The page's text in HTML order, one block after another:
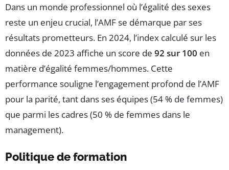
Dans un monde professionnel où l’égalité des sexes
reste un enjeu crucial, l’AMF se démarque par ses
résultats prometteurs. En 2024, l’index calculé sur les
données de 2023 affiche un score de 92 sur 100 en
matière d’égalité femmes/hommes. Cette
performance souligne l’engagement profond de l’AMF
pour la parité, tant dans ses équipes (54 % de femmes)
que parmi les cadres (50 % de femmes dans le
management).
Politique de formation